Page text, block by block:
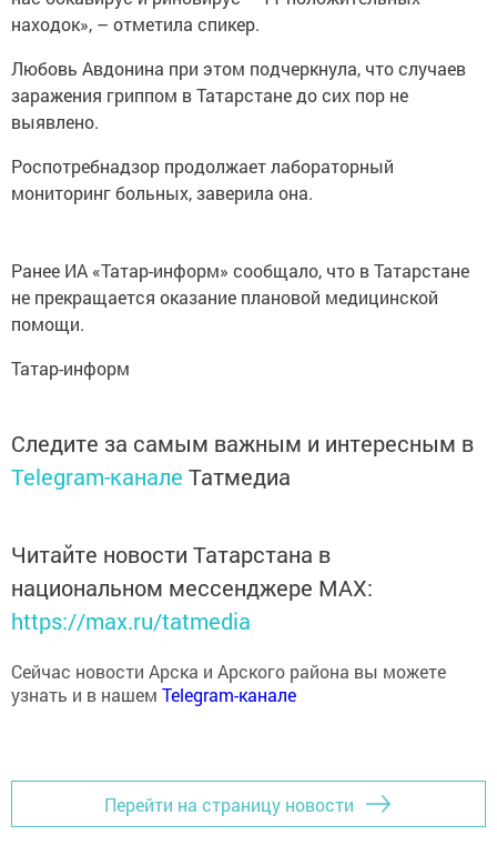
находок», – отметила спикер.
Любовь Авдонина при этом подчеркнула, что случаев
заражения гриппом в Татарстане до сих пор не
выявлено.
Роспотребнадзор продолжает лабораторный
мониторинг больных, заверила она.
Ранее ИА «Татар-информ» сообщало, что в Татарстане
не прекращается оказание плановой медицинской
помощи.
Татар-информ
Следите за самым важным и интересным в
Telegram-канале Татмедиа
Читайте новости Татарстана в
национальном мессенджере MАХ:
https://max.ru/tatmedia
Сейчас новости Арска и Арского района вы можете
узнать и в нашемTelegram-канале
Перейти на страницу новости